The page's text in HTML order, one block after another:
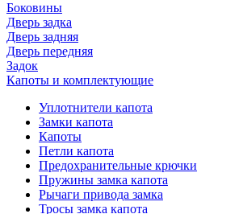
Боковины
Дверь задка
Дверь задняя
Дверь передняя
Задок
Капоты и комплектующие
Уплотнители капота
Замки капота
Капоты
Петли капота
Предохранительные крючки
Пружины замка капота
Рычаги привода замка
Тросы замка капота